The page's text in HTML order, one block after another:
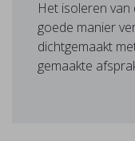
Het isoleren
goede manier
dichtgemaakt
gemaakte